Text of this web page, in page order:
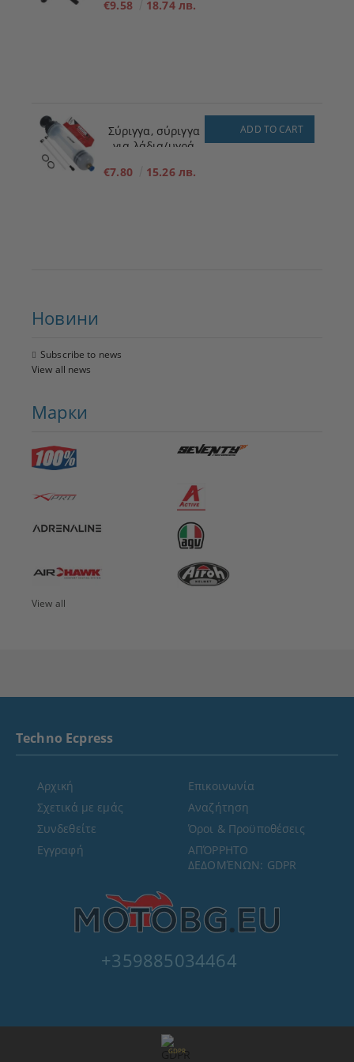
καυσίμου για
€9.58 18.74 лв.
Σύριγγα, σύριγγα
για λάδια/υγρά
€7.80 15.26 лв.
ADD TO CART
Новини
Subscribe to news
View all news
Марки
View all
+359885034464
Techno Ecpress
Αρχική
Σχετικά με εμάς
Συνδεθείτε
Εγγραφή
Επικοινωνία
Αναζήτηση
Όροι & Προϋποθέσεις
ΑΠΌΡΡΗΤΟ
ΔΕΔΟΜΈΝΩΝ: GDPR
GDPR